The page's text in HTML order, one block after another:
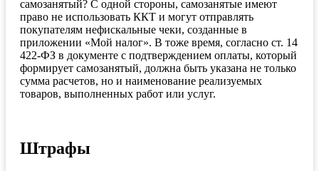
самозанятый? С одной стороны, самозанятые имеют
право не использовать ККТ и могут отправлять
покупателям нефискальные чеки, созданные в
приложении «Мой налог». В тоже время, согласно ст. 14
422-ФЗ в документе с подтверждением оплаты, который
формирует самозанятый, должна быть указана не только
сумма расчетов, но и наименование реализуемых
товаров, выполненных работ или услуг.
Штрафы